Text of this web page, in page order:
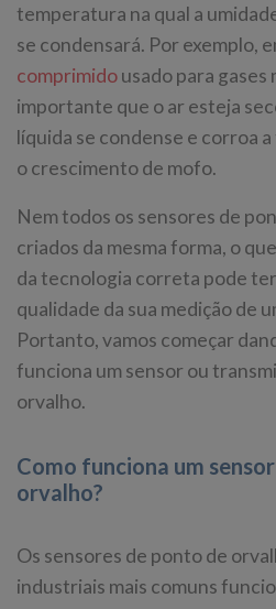
temperatura na qual a
se condensará. Por exemplo,
comprimidousado para gases
importante que o ar esteja
líquida se condense e corroa
o crescimento de mofo.
Nem todos os sensores de
criados da mesma forma, o
da tecnologia correta pode
qualidade da sua medição de
Portanto, vamos começar
funciona um sensor ou
orvalho.
Como funciona um
orvalho?
Os sensores de ponto de
industriais mais comuns